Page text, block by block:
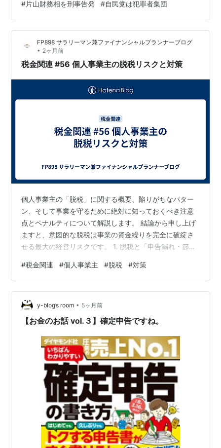
除を受けた可能性が高いとして、脱税及びほう助の所得
税法違反の疑いがあると、検察に情報が提供された。 告
発したのは神戸学院大学の上脇博之教授。情報提供の資
料には、内部告発があった政党支部の裏帳簿も含まれて
いる。 …
#片山財務相を刑事告発 #自民党は犯罪者集団
FP898 サラリーマン兼ファイナンシャルプランナーブログ
• 2ヶ月前
税金関連 #56 個人事業主の脱税リスクと対策
個人事業主の「脱税」に関する概要、陥りがちなパター
ン、そして事業を守るために絶対に知っておくべき注意
点とペナルティについて解説します。 結論から申し上げ
ますと、意図的な脱税は事業の資金繰りを完全に破綻さ
せる最大の経営リスクです。 1. 脱税と「申告漏れ・節
おきましょう。ここを混同していると、知らず知らずの
うちに一線を超えてしまうリスクがあります。 節税（合
法）：税法の範囲内で、知恵を絞って納税額を低く抑え
る行為（例：青色申告特別控除の活用、iDeCoや小規模企
業共済の活用、適切な家事按分など）。 申告漏れ（違
#税金関連 #個人事業主 #脱税 #対策
y-blog’s room • 5ヶ月前
【お金のお話 vol.３】確定申告ですね。